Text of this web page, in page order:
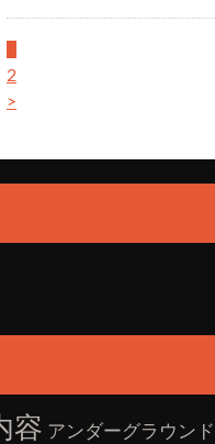
2
>
容 アンダーグラウンド